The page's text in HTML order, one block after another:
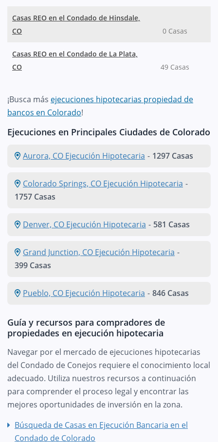
Casas REO en el Condado de Hinsdale,
CO
0 Casas
Casas REO en el Condado de La Plata,
CO
49 Casas
¡Busca más ejecuciones hipotecarias propiedad de
bancos en Colorado!
Ejecuciones en Principales Ciudades de Colorado
Aurora, CO Ejecución Hipotecaria - 1297 Casas
Colorado Springs, CO Ejecución Hipotecaria -
1757 Casas
Denver, CO Ejecución Hipotecaria - 581 Casas
Grand Junction, CO Ejecución Hipotecaria -
399 Casas
Pueblo, CO Ejecución Hipotecaria - 846 Casas
Guía y recursos para compradores de
propiedades en ejecución hipotecaria
Navegar por el mercado de ejecuciones hipotecarias
del Condado de Conejos requiere el conocimiento local
adecuado. Utiliza nuestros recursos a continuación
para comprender el proceso legal y encontrar las
mejores oportunidades de inversión en la zona.
Búsqueda de Casas en Ejecución Bancaria en el
Condado de Colorado